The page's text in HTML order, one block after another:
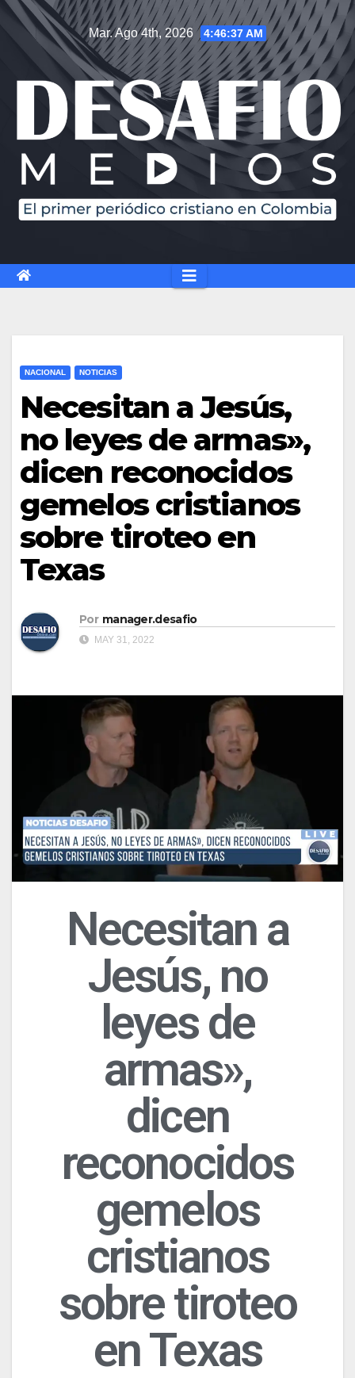
Mar. Ago 4th, 2026 4:46:38 AM
NACIONAL NOTICIAS
Necesitan a Jesús,
no leyes de armas»,
dicen reconocidos
gemelos cristianos
sobre tiroteo en
Texas
Por manager.desafio
MAY 31, 2022
Necesitan a
Jesús, no
leyes de
armas»,
dicen
reconocidos
gemelos
cristianos
sobre tiroteo
en Texas